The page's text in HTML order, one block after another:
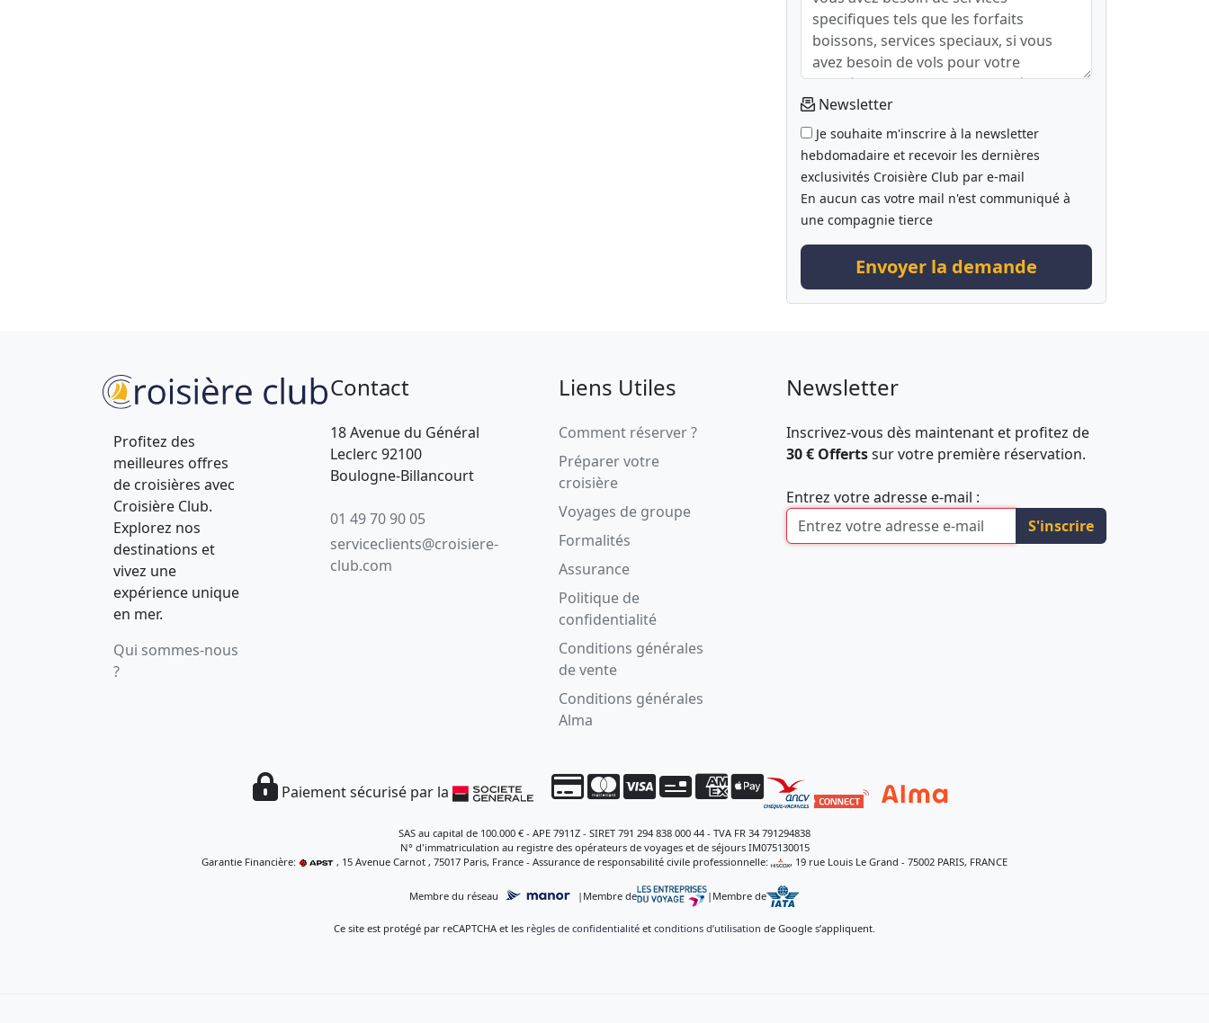
Newsletter
Je souhaite m'inscrire à la newsletter
hebdomadaire et recevoir les dernières
exclusivités Croisière Club par e-mail
En aucun cas votre mail n'est communiqué à
une compagnie tierce
Envoyer la demande
Profitez des
meilleures offres
de croisières avec
Croisière Club.
Explorez nos
destinations et
vivez une
expérience unique
en mer.
Qui sommes-nous
?
Contact
18 Avenue du Général
Leclerc 92100
Boulogne-Billancourt
01 49 70 90 05
serviceclients@croisiere-
club.com
Liens Utiles
Comment réserver ?
Préparer votre
croisière
Voyages de groupe
Formalités
Assurance
Politique de
confidentialité
Conditions générales
de vente
Conditions générales
Alma
Newsletter
Inscrivez-vous dès maintenant et profitez de
30 € Offertssur votre première réservation.
Entrez votre adresse e-mail :
S'inscrire
Paiement sécurisé par la
SAS au capital de 100.000 € - APE 7911Z - SIRET 791 294 838 000 44 - TVA FR 34 791294838
N° d'immatriculation au registre des opérateurs de voyages et de séjours IM075130015
Garantie Financière:
, 15 Avenue Carnot , 75017 Paris, France - Assurance de responsabilité civile professionnelle: , 19 rue Louis Le Grand - 75002 PARIS, FRANCE
Membre du réseau | Membre de | Membre de
Ce site est protégé par reCAPTCHA et les règles de confidentialité et conditions d’utilisation de Google s’appliquent.